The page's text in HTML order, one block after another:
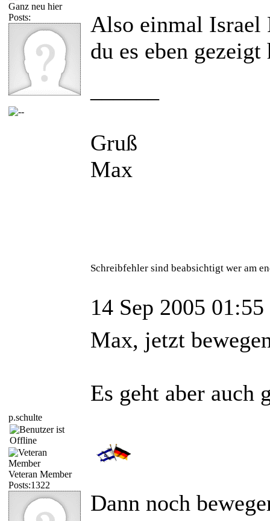
Ganz neu hier
Posts:
Also einmal Israel
du es eben gezeigt
Gruß
Max
Schreibfehler sind beabsichtigt wer am
p.schulte
Veteran Member
Posts:1322
14 Sep 2005 01:55
Max, jetzt
Es geht aber auch
Dann noch